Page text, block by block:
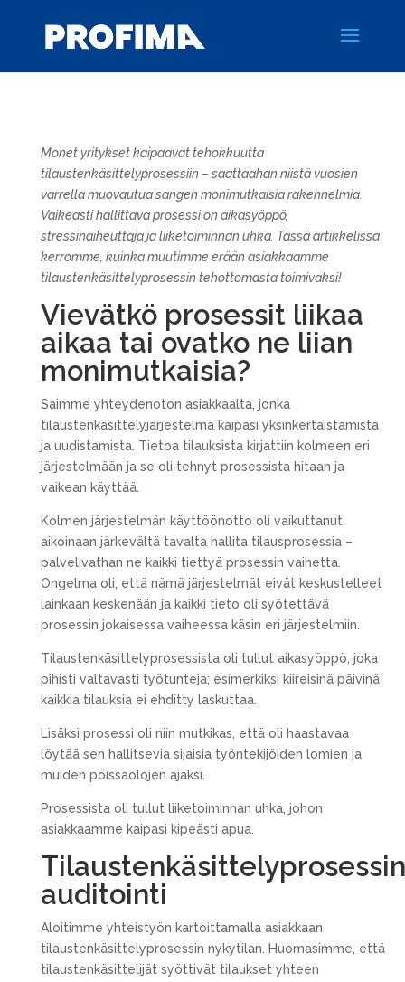
Monet yritykset kaipaavat tehokkuutta
tilaustenkäsittelyprosessiin – saattaahan niistä vuosien
varrella muovautua sangen monimutkaisia rakennelmia.
Vaikeasti hallittava prosessi on aikasyöppö,
stressinaiheuttaja ja liiketoiminnan uhka. Tässä artikkelissa
kerromme, kuinka muutimme erään asiakkaamme
tilaustenkäsittelyprosessin tehottomasta toimivaksi!
Vievätkö prosessit liikaa
aikaa tai ovatko ne liian
monimutkaisia?
Saimme yhteydenoton asiakkaalta, jonka
tilaustenkäsittelyjärjestelmä kaipasi yksinkertaistamista
ja uudistamista. Tietoa tilauksista kirjattiin kolmeen eri
järjestelmään ja se oli tehnyt prosessista hitaan ja
vaikean käyttää.
Kolmen järjestelmän käyttöönotto oli vaikuttanut
aikoinaan järkevältä tavalta hallita tilausprosessia –
palvelivathan ne kaikki tiettyä prosessin vaihetta.
Ongelma oli, että nämä järjestelmät eivät keskustelleet
lainkaan keskenään ja kaikki tieto oli syötettävä
prosessin jokaisessa vaiheessa käsin eri järjestelmiin.
Tilaustenkäsittelyprosessista oli tullut aikasyöppö, joka
pihisti valtavasti työtunteja; esimerkiksi kiireisinä päivinä
kaikkia tilauksia ei ehditty laskuttaa.
Lisäksi prosessi oli niin mutkikas, että oli haastavaa
löytää sen hallitsevia sijaisia työntekijöiden lomien ja
muiden poissaolojen ajaksi.
Prosessista oli tullut liiketoiminnan uhka, johon
asiakkaamme kaipasi kipeästi apua.
Tilaustenkäsittelyprosessin
auditointi
Aloitimme yhteistyön kartoittamalla asiakkaan
tilaustenkäsittelyprosessin nykytilan. Huomasimme, että
tilaustenkäsittelijät syöttivät tilaukset yhteen